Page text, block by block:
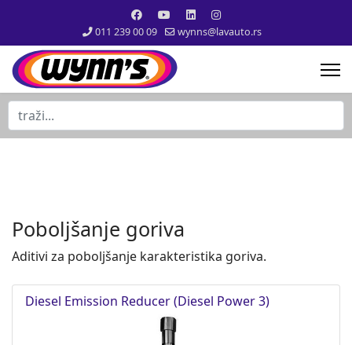
011 239 00 09 wynns@lavauto.rs
traži...
Poboljšanje goriva
Aditivi za poboljšanje karakteristika goriva.
Diesel Emission Reducer (Diesel Power 3)